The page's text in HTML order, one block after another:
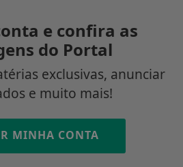
e confira as
do Portal
exclusivas, anunciar
e muito mais!
MINHA CONTA